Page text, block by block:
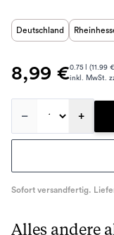
Deutschland
8,99 €0.75 l (11.99
inkl. MwSt.
– +
Sofort versandfertig.
Alles andere